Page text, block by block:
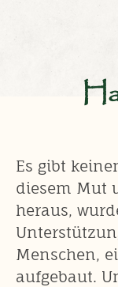
Es gibt
diesem Mut
heraus,
Menschen,
aufgebaut.